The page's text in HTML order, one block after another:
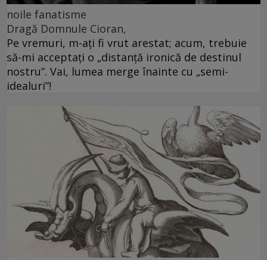
noile fanatisme
Dragă Domnule Cioran,
Pe vremuri, m-ați fi vrut arestat; acum, trebuie
să-mi acceptați o „distanță ironică de destinul
nostru”. Vai, lumea merge înainte cu „semi-
idealuri”!